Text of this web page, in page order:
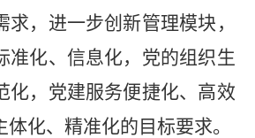
求，进一步创新管理模块 ，
准化、信息化，党的组织生
化，党建服务便捷化、高效
化、精准化的目标要求。